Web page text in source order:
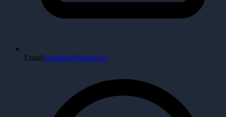
Email:kontakt@bestool.pl